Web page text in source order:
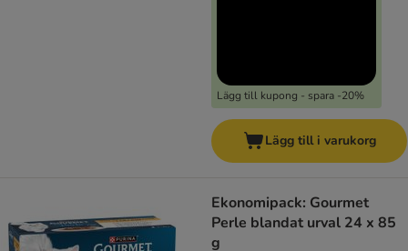
Lägg till kupong - spara -20%
Lägg till i varukorg
Ekonomipack: Gourmet
Perle blandat urval 24 x 85
g